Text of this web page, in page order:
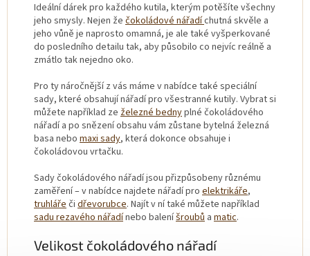
Ideální dárek pro každého kutila, kterým potěšíte všechny
jeho smysly. Nejen že čokoládové nářadíchutná skvěle a
jeho vůně je naprosto omamná, je ale také vyšperkované
do posledního detailu tak, aby působilo co nejvíc reálně a
zmátlo tak nejedno oko.
Pro ty náročnější z vás máme v nabídce také speciální
sady, které obsahují nářadí pro všestranné kutily. Vybrat si
můžete například ze železné bednyplné čokoládového
nářadí a po snězení obsahu vám zůstane bytelná železná
basa nebo maxi sady, která dokonce obsahuje i
čokoládovou vrtačku.
Sady čokoládového nářadí jsou přizpůsobeny různému
zaměření – v nabídce najdete nářadí pro elektrikáře,
truhlářeči dřevorubce. Najít v ní také můžete například
sadu rezavého nářadínebo baleníšroubů a matic.
Velikost čokoládového nářadí